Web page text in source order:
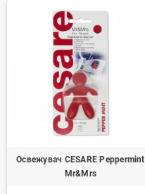
Освежувач CESARE Peppermint
Mr&Mrs